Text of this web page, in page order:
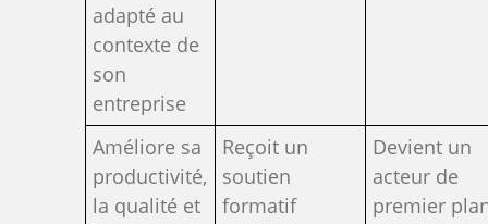
adapté au
contexte de
son
entreprise
Améliore sa
productivité,
la qualité et
Reçoit un
soutien
formatif
Devient un
acteur de
premier